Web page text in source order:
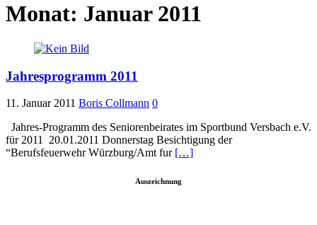
Monat: Januar 2011
Jahresprogramm 2011
11. Januar 2011 Boris Collmann 0
Jahres-Programm des Seniorenbeirates im Sportbund Versbach e.V.
für 2011 20.01.2011 Donnerstag Besichtigung der
“Berufsfeuerwehr Würzburg/Amt fur […]
Auszeichnung